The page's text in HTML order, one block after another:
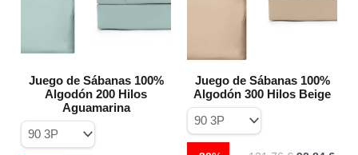
Juego de Sábanas 100%
Algodón 200 Hilos
Aguamarina
Las
opciones
pueden
elegir
Juego de Sábanas 100%
Algodón 300 Hilos Beige
elegir
en
de